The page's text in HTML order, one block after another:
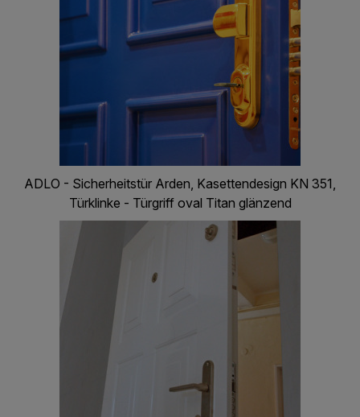
ADLO - Sicherheitstür Arden, Kasettendesign KN 351,
Türklinke - Türgriff oval Titan glänzend